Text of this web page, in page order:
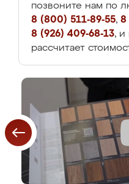
позвоните нам по
8 (800) 511-89-55, 8
8 (926) 409-68-13, и
рассчитает